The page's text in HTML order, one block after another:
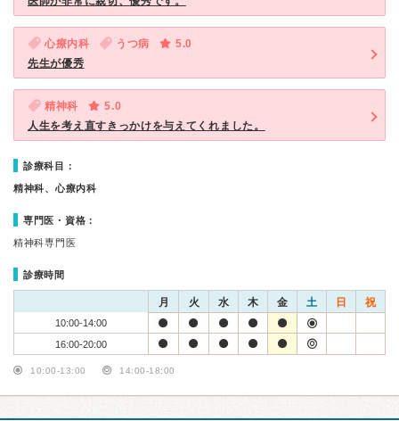
心療内科 うつ病
5.0
先生が優秀
精神科
5.0
人生を考え直すきっかけを与えてくれました。
診療科目：
精神科、心療内科
専門医・資格：
精神科専門医
診療時間
月 火 水 木 金 土 日 祝
10:00-14:00
16:00-20:00
10:00-13:00 14:00-18:00